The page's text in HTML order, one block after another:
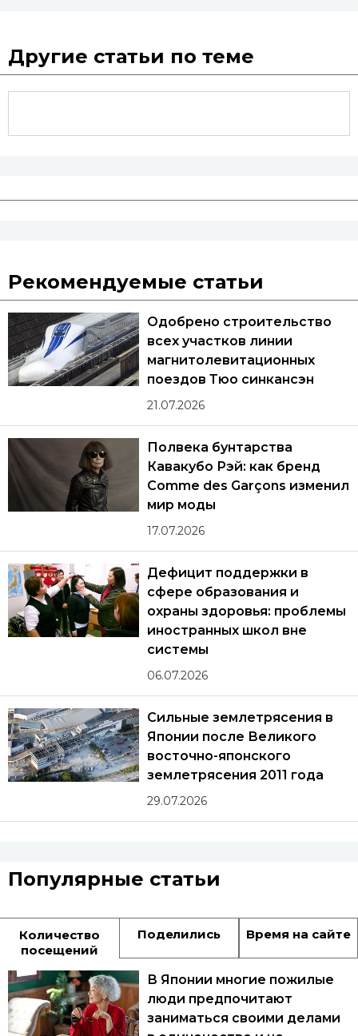
Другие статьи по теме
Рекомендуемые статьи
Одобрено строительство
всех участков линии
магнитолевитационных
поездов Тюо синкансэн
21.07.2026
Полвека бунтарства
Кавакубо Рэй: как бренд
Comme des Garçons изменил
мир моды
17.07.2026
Дефицит поддержки в
сфере образования и
охраны здоровья: проблемы
иностранных школ вне
системы
06.07.2026
Сильные землетрясения в
Японии после Великого
восточно-японского
землетрясения 2011 года
29.07.2026
Популярные статьи
Количество
посещений
Поделились Время на сайте
В Японии многие пожилые
люди предпочитают
заниматься своими делами